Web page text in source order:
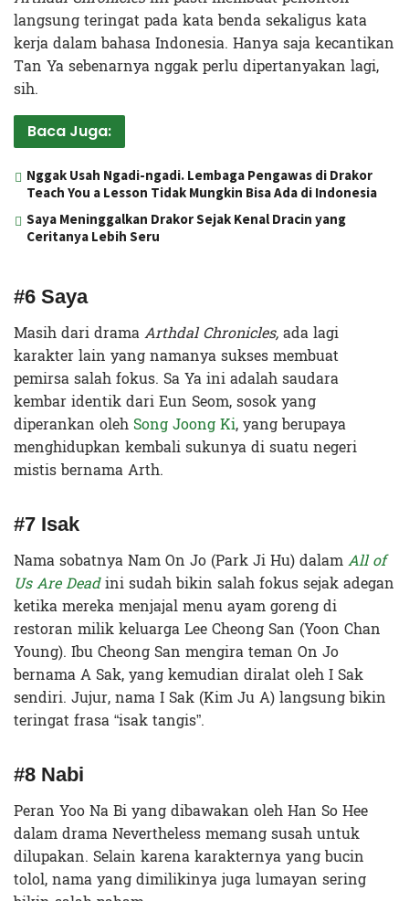
langsung teringat pada kata benda sekaligus kata
kerja dalam bahasa Indonesia. Hanya saja kecantikan
Tan Ya sebenarnya nggak perlu dipertanyakan lagi,
sih.
Baca Juga:
Nggak Usah Ngadi-ngadi. Lembaga Pengawas di Drakor
Teach You a Lesson Tidak Mungkin Bisa Ada di Indonesia
Saya Meninggalkan Drakor Sejak Kenal Dracin yang
Ceritanya Lebih Seru
#6 Saya
Masih dari dramaArthdal Chronicles,ada lagi
karakter lain yang namanya sukses membuat
pemirsa salah fokus. Sa Ya ini adalah saudara
kembar identik dari Eun Seom, sosok yang
diperankan oleh Song Joong Ki, yang berupaya
menghidupkan kembali sukunya di suatu negeri
mistis bernama Arth.
#7 Isak
Nama sobatnya Nam On Jo (Park Ji Hu) dalamAll of
Us Are Deadini sudah bikin salah fokus sejak adegan
ketika mereka menjajal menu ayam goreng di
restoran milik keluarga Lee Cheong San (Yoon Chan
Young). Ibu Cheong San mengira teman On Jo
bernama A Sak, yang kemudian diralat oleh I Sak
sendiri. Jujur, nama I Sak (Kim Ju A) langsung bikin
teringat frasa “isak tangis”.
#8 Nabi
Peran Yoo Na Bi yang dibawakan oleh Han So Hee
dalam drama Nevertheless memang susah untuk
dilupakan. Selain karena karakternya yang bucin
tolol, nama yang dimilikinya juga lumayan sering